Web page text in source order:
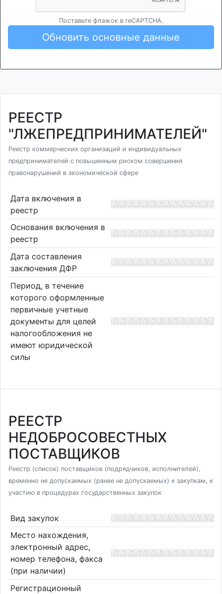
Поставьте флажок в reCAPTCHA.
Обновить основные данные
РЕЕСТР
"ЛЖЕПРЕДПРИНИМАТЕЛЕЙ"
Реестр коммерческих организаций и индивидуальных
предпринимателей с повышенным риском совершения
правонарушений в экономической сфере
Дата включения в
реестр
Основания включения в
реестр
Дата составления
заключения ДФР
Период, в течение
которого оформленные
первичные учетные
документы для целей
налогообложения не
имеют юридической
силы
РЕЕСТР
НЕДОБРОСОВЕСТНЫХ
ПОСТАВЩИКОВ
Реестр (список) поставщиков (подрядчиков, исполнителей),
временно не допускаемых (ранее не допускаемых) к закупкам, к
участию в процедурах государственных закупок
Вид закупок
Место нахождения,
электронный адрес,
номер телефона, факса
(при наличии)
Регистрационный